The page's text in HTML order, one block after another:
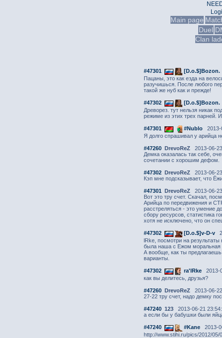
Main page
Duel
Clan
#47301 [D.o.$]Bozon.
Пацаны, это как езда на
разучишься. После любого
такой же нуб как и прежде!
#47302 [D.o.$]Bozon.
Древорез. тут нельзя никак
режиме из этих трех парней.
#47301 #Nublo
2013-
Я долго спрашивал у арийца
#47260 DrevoReZ
2013-06-
Демка оказалась так себе,
сочетании с хорошим дефом.
#47302 DrevoReZ
2013-06-
Кэп мне подсказывает, что
#47301 DrevoReZ
2013-06-
Вот это тру счет. Скачал,
Арийца по передвижения и
расстреляться - это умение
сбору ресурсов, статистика
хотя не исключено, что он
#47302 [D.o.$]v-D-v
lRke, посмотри на
была наша с Ежом моральная
А вообще, как ты
варианты.
#47302 ra'lRke
2013-
как вы делитесь, друзья?
#47260 DrevoReZ
2013-06-
27-22 тру счет, надо демку
#47240 123
2013-06-21
а если бы у бабушки были
#47240 #Kane
2013-
http://www.stihi.ru/pics/2012/05/